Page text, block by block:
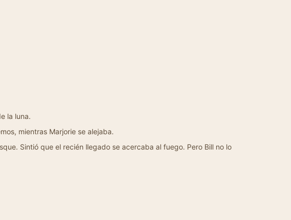
la luna.
mientras Marjorie se alejaba.
Sintió que el recién llegado se acercaba al fuego. Pero Bill no lo